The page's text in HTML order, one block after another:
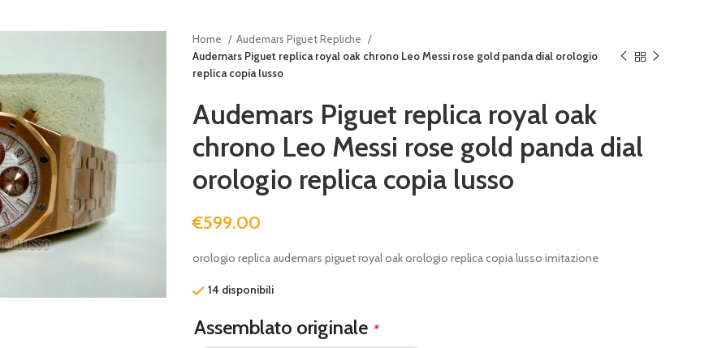
Home
Audemars Piguet Repliche
Audemars Piguet replica royal oak chrono Leo Messi rose gold panda dial orologio
replica copia lusso
Audemars Piguet replica royal oak
chrono Leo Messi rose gold panda dial
orologio replica copia lusso
€599.00
orologio replica audemars piguet royal oak orologio replica copia lusso imitazione
14 disponibili
Assemblato originale *